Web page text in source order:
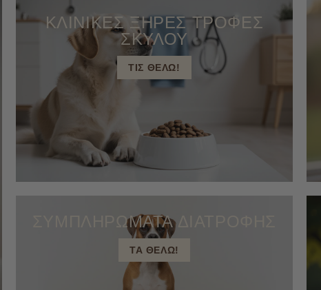
ΚΛΙΝΙΚΕΣ ΞΗΡΕΣ ΤΡΟΦΕΣ
ΣΚΥΛΟΥ
ΤΙΣ ΘΕΛΩ!
ΣΥΜΠΛΗΡΩΜΑΤΑ ΔΙΑΤΡΟΦΗΣ
ΤΑ ΘΕΛΩ!